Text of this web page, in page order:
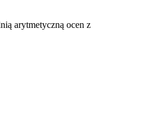
arytmetyczną ocen z